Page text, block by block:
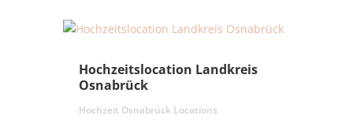
Hochzeitslocation Landkreis
Osnabrück
Hochzeit Osnabrück Locations